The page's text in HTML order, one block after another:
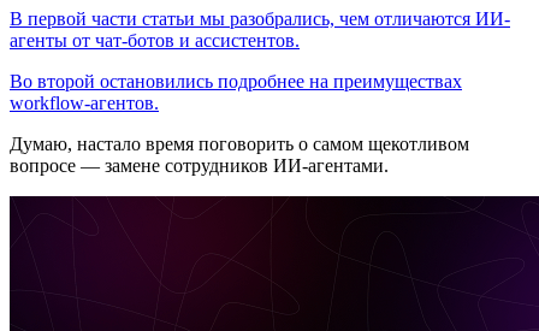
В первой части статьи мы разобрались, чем отличаются ИИ-
агенты от чат-ботов и ассистентов.
Во второй остановились подробнее на преимуществах
workflow-агентов.
Думаю, настало время поговорить о самом щекотливом
вопросе — замене сотрудников ИИ-агентами.